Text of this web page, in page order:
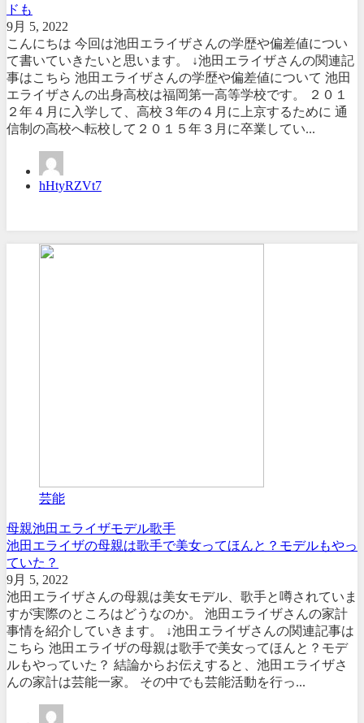
ドも
9月 5, 2022
こんにちは 今回は池田エライザさんの学歴や偏差値につい
て書いていきたいと思います。 ↓池田エライザさんの関連記
事はこちら 池田エライザさんの学歴や偏差値について 池田
エライザさんの出身高校は福岡第一高等学校です。 ２０１
２年４月に入学して、高校３年の４月に上京するために 通
信制の高校へ転校して２０１５年３月に卒業してい...
hHtyRZVt7
芸能
母親池田エライザモデル歌手
池田エライザの母親は歌手で美女ってほんと？モデルもやっ
ていた？
9月 5, 2022
池田エライザさんの母親は美女モデル、歌手と噂されていま
すが実際のところはどうなのか。 池田エライザさんの家計
事情を紹介していきます。 ↓池田エライザさんの関連記事は
こちら 池田エライザの母親は歌手で美女ってほんと？モデ
ルもやっていた？ 結論からお伝えすると、池田エライザさ
んの家計は芸能一家。 その中でも芸能活動を行っ...